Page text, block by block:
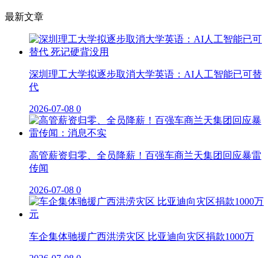
最新文章
深圳理工大学拟逐步取消大学英语：AI人工智能已可替
代
2026-07-08 0
高管薪资归零、全员降薪！百强车商兰天集团回应暴雷
传闻
2026-07-08 0
车企集体驰援广西洪涝灾区 比亚迪向灾区捐款1000万